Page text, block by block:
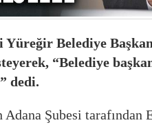
Belediye
“Belediye
dedi.
Adana Şubesi